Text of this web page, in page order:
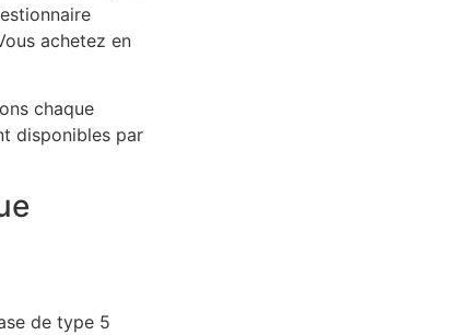
achetez en
chaque
disponibles par
de type 5